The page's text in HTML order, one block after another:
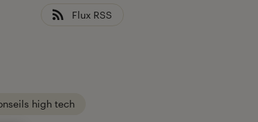
Flux RSS
high tech